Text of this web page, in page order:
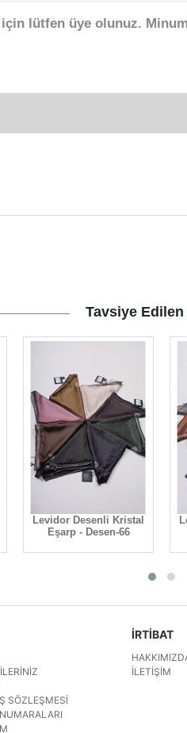
lütfen üye olunuz.
Tavsiye
Levidor Desenli Kristal
Eşarp - Desen-66
SÖZLEŞMESI
İRTİBAT
İLETIŞIM